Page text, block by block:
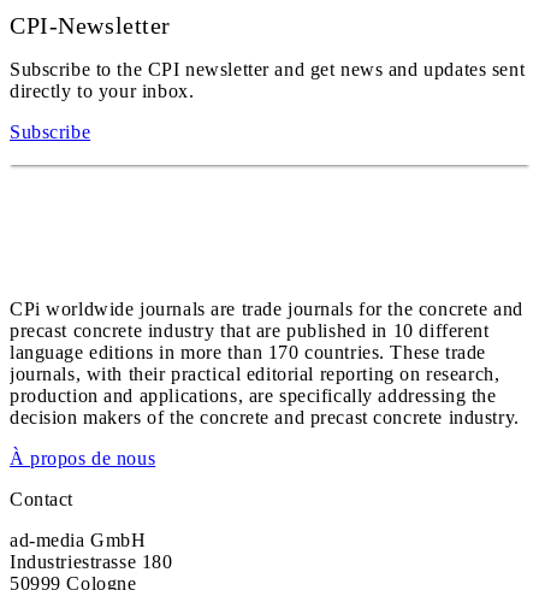
CPI-Newsletter
Subscribe to the CPI newsletter and get news and updates sent
directly to your inbox.
Subscribe
CPi worldwide journals are trade journals for the concrete and
precast concrete industry that are published in 10 different
language editions in more than 170 countries. These trade
journals, with their practical editorial reporting on research,
production and applications, are specifically addressing the
decision makers of the concrete and precast concrete industry.
À propos de nous
Contact
ad-media GmbH
Industriestrasse 180
50999 Cologne